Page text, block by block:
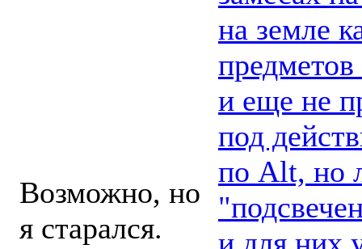
Возможно, но
я старался.
на земле
и еще не
под
по Alt, но
и для них